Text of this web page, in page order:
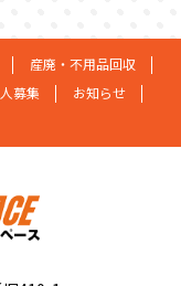
産廃・不用品回収
募集
お知らせ